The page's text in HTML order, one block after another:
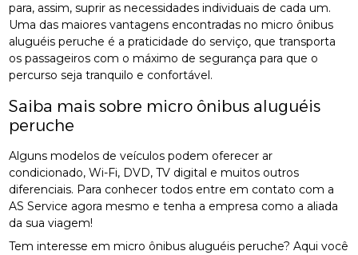
para, assim, suprir as necessidades individuais de cada um.
Uma das maiores vantagens encontradas no micro ônibus
aluguéis peruche é a praticidade do serviço, que transporta
os passageiros com o máximo de segurança para que o
percurso seja tranquilo e confortável.
Saiba mais sobre micro ônibus aluguéis
peruche
Alguns modelos de veículos podem oferecer ar
condicionado, Wi-Fi, DVD, TV digital e muitos outros
diferenciais. Para conhecer todos entre em contato com a
AS Service agora mesmo e tenha a empresa como a aliada
da sua viagem!
Tem interesse em micro ônibus aluguéis peruche? Aqui você